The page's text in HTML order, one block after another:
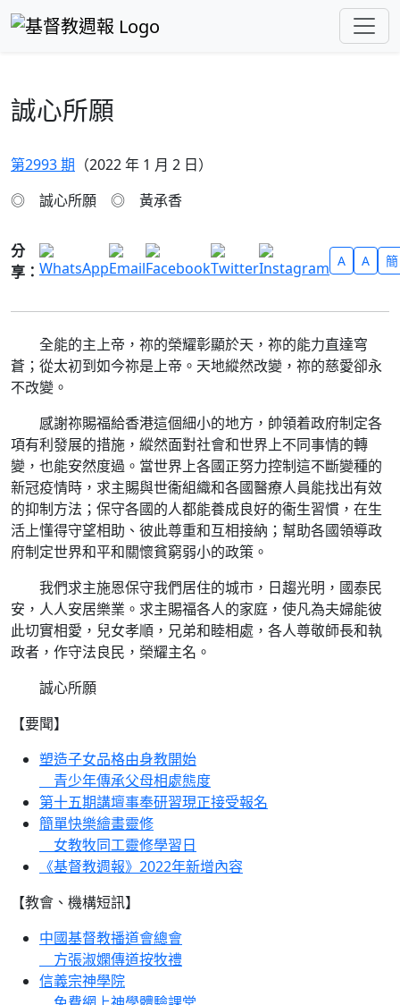
跳至主要內容
誠心所願
第2993 期 （2022 年 1 月 2 日）
◎ 誠心所願 ◎ 黃承香
分
享：
A A 簡
全能的主上帝，祢的榮耀彰顯於天，祢的能力直達穹
蒼；從太初到如今祢是上帝。天地縱然改變，祢的慈愛卻永
不改變。
感謝祢賜福給香港這個細小的地方，帥領着政府制定各
項有利發展的措施，縱然面對社會和世界上不同事情的轉
變，也能安然度過。當世界上各國正努力控制這不斷變種的
新冠疫情時，求主賜與世衞組織和各國醫療人員能找出有效
的抑制方法；保守各國的人都能養成良好的衞生習慣，在生
活上懂得守望相助、彼此尊重和互相接納；幫助各國領導政
府制定世界和平和關懷貧窮弱小的政策。
我們求主施恩保守我們居住的城市，日趨光明，國泰民
安，人人安居樂業。求主賜福各人的家庭，使凡為夫婦能彼
此切實相愛，兒女孝順，兄弟和睦相處，各人尊敬師長和執
政者，作守法良民，榮耀主名。
誠心所願
【要聞】
塑造子女品格由身教開始
青少年傳承父母相處態度
第十五期講壇事奉研習現正接受報名
簡單快樂繪畫靈修
女教牧同工靈修學習日
《基督教週報》2022年新增內容
【教會、機構短訊】
中國基督教播道會總會
方張淑嫻傳道按牧禮
信義宗神學院